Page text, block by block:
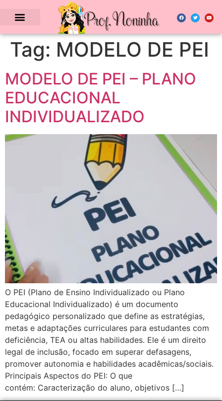
Tag: MODELO DE PEI
MODELO DE PEI – PLANO
EDUCACIONAL
INDIVIDUALIZADO
O PEI (Plano de Ensino Individualizado ou Plano
Educacional Individualizado) é um documento
pedagógico personalizado que define as estratégias,
metas e adaptações curriculares para estudantes com
deficiência, TEA ou altas habilidades. Ele é um direito
legal de inclusão, focado em superar defasagens,
promover autonomia e habilidades acadêmicas/sociais.
Principais Aspectos do PEI: O que
contém: Caracterização do aluno, objetivos […]